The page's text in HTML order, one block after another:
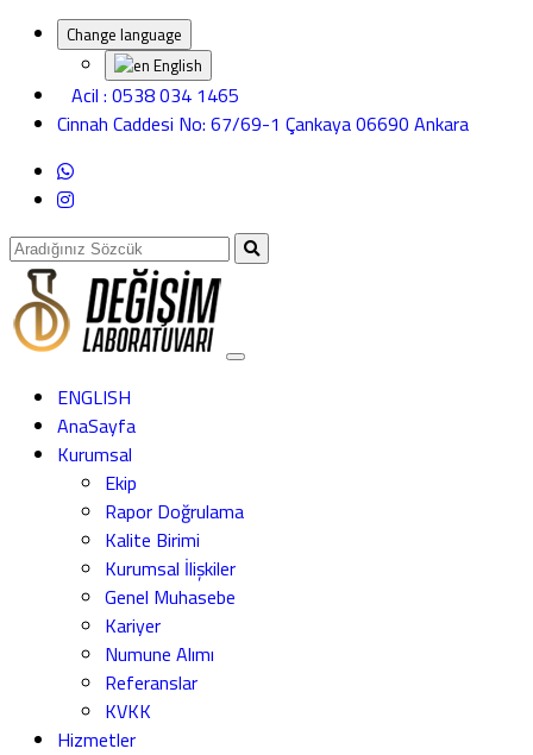
Change language
English
Acil : 0538 034 1465
Cinnah Caddesi No: 67/69-1 Çankaya 06690 Ankara
ENGLISH
AnaSayfa
Kurumsal
Ekip
Rapor Doğrulama
Kalite Birimi
Kurumsal İlişkiler
Genel Muhasebe
Kariyer
Numune Alımı
Referanslar
KVKK
Hizmetler